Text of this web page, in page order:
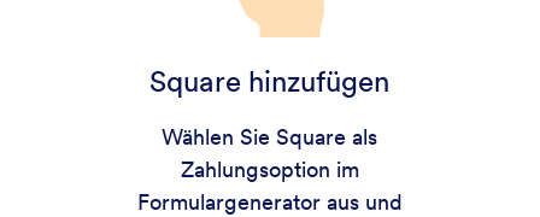
Square hinzufügen
Wählen Sie Square als
Zahlungsoption im
Formulargenerator aus und